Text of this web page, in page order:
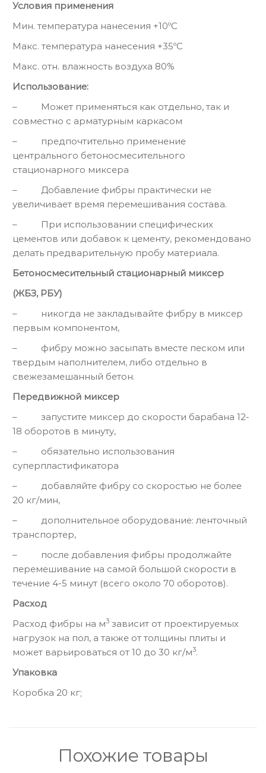
Условия применения
Мин. температура нанесения +10ºС
Макс. температура нанесения +35ºС
Макс. отн. влажность воздуха 80%
Использование:
– Может применяться как отдельно, так и
совместно с арматурным каркасом
– предпочтительно применение
центрального бетоносмесительного
стационарного миксера
– Добавление фибры практически не
увеличивает время перемешивания состава.
– При использовании специфических
цементов или добавок к цементу, рекомендовано
делать предварительную пробу материала.
Бетоносмесительный стационарный миксер
(ЖБЗ, РБУ)
– никогда не закладывайте фибру в миксер
первым компонентом,
– фибру можно засыпать вместе песком или
твердым наполнителем, либо отдельно в
свежезамешанный бетон.
Передвижной миксер
– запустите миксер до скорости барабана 12-
18 оборотов в минуту,
– обязательно использования
суперпластификатора
– добавляйте фибру со скоростью не более
20 кг/мин,
– дополнительное оборудование: ленточный
транспортер,
– после добавления фибры продолжайте
перемешивание на самой большой скорости в
течение 4-5 минут (всего около 70 оборотов).
Расход
Расход фибры на м3 зависит от проектируемых
нагрузок на пол, а также от толщины плиты и
может варьироваться от 10 до 30 кг/м3.
Упаковка
Коробка 20 кг;
Похожие товары